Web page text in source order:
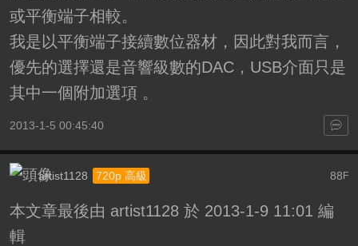
或平衡端子相較。
我是以平衡端子接續數位器材，因此對我而言，
優先的選擇還是音響級數的DAC，USB介面只是
其中一個附加選項 。
2013-1-5 00:45:40
88 F
artist1128 720p 高級
本文章最後由 artist1128 於 2013-1-9 11:01 編
輯